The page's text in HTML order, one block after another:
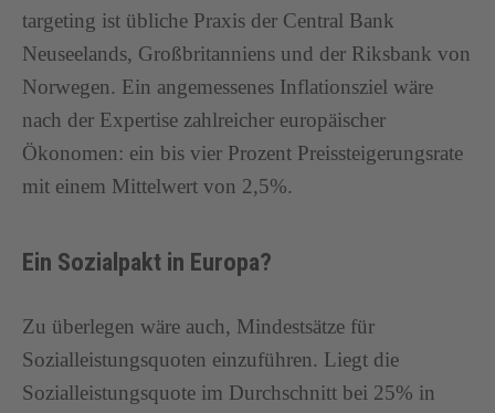
targeting ist übliche Praxis der Central Bank
Neuseelands, Großbritanniens und der Riksbank von
Norwegen. Ein angemessenes Inflationsziel wäre
nach der Expertise zahlreicher europäischer
Ökonomen: ein bis vier Prozent Preissteigerungsrate
mit einem Mittelwert von 2,5%.
Ein Sozialpakt in Europa?
Zu überlegen wäre auch, Mindestsätze für
Sozialleistungsquoten einzuführen. Liegt die
Sozialleistungsquote im Durchschnitt bei 25% in